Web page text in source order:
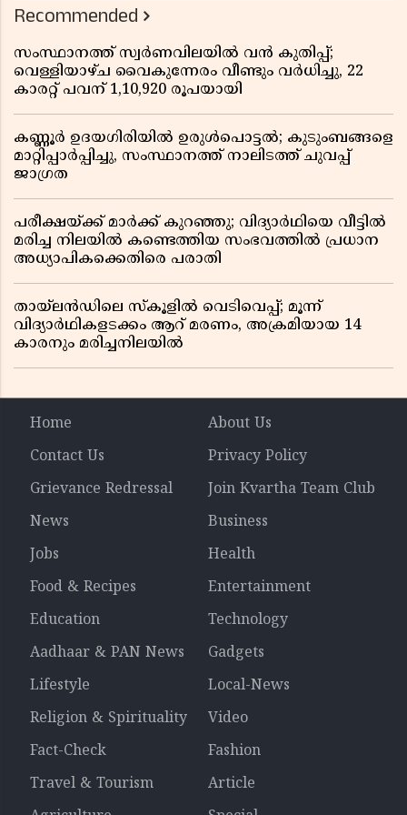
Recommended
സംസ്ഥാനത്ത് സ്വർണവിലയിൽ വൻ കുതിപ്പ്;
വെള്ളിയാഴ്ച വൈകുന്നേരം വീണ്ടും വർധിച്ചു, 22
കാരറ്റ് പവന് 1,10,920 രൂപയായി
കണ്ണൂർ ഉദയഗിരിയിൽ ഉരുൾപൊട്ടൽ; കുടുംബങ്ങളെ
മാറ്റിപ്പാർപ്പിച്ചു, സംസ്ഥാനത്ത് നാലിടത്ത് ചുവപ്പ്
ജാഗ്രത
പരീക്ഷയ്ക്ക് മാർക്ക് കുറഞ്ഞു; വിദ്യാർഥിയെ വീട്ടിൽ
മരിച്ച നിലയിൽ കണ്ടെത്തിയ സംഭവത്തിൽ പ്രധാന
അധ്യാപികക്കെതിരെ പരാതി
തായ്‌ലൻഡിലെ സ്‌കൂളിൽ വെടിവെപ്പ്; മൂന്ന്
വിദ്യാർഥികളടക്കം ആറ് മരണം, അക്രമിയായ 14
കാരനും മരിച്ചനിലയിൽ
Home
About Us
Contact Us
Privacy Policy
Grievance Redressal
Join Kvartha Team Club
News
Business
Jobs
Health
Food & Recipes
Entertainment
Education
Technology
Aadhaar & PAN News
Gadgets
Lifestyle
Local-News
Religion & Spirituality
Video
Fact-Check
Fashion
Travel & Tourism
Article